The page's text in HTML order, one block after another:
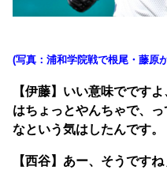
(写真：浦和学院戦で根尾・藤原
【伊藤】いい意味でです
はちょっとやんちゃで、
なという気はしたんです。
【西谷】あー、そうです